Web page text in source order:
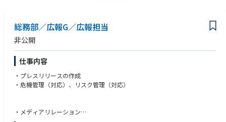
総務部／広報G／広報担当
非公開
仕事内容
・プレスリリースの作成
・危機管理（対応）、リスク管理（対応）
・メディアリレーション